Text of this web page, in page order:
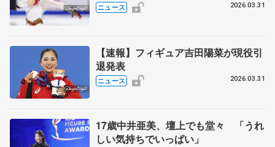
ニュース 2026.03.31
【速報】フィギュア吉田陽菜が現役引
退発表
ニュース 2026.03.31
17歳中井亜美、壇上でも堂々 「うれ
しい気持ちでいっぱい」